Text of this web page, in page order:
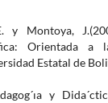
y Montoya,
Orientada a
Estatal de
y